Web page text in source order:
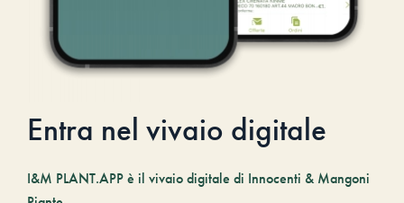
Entra nel vivaio digitale
I&M PLANT.APP è il vivaio digitale di Innocenti & Mangoni